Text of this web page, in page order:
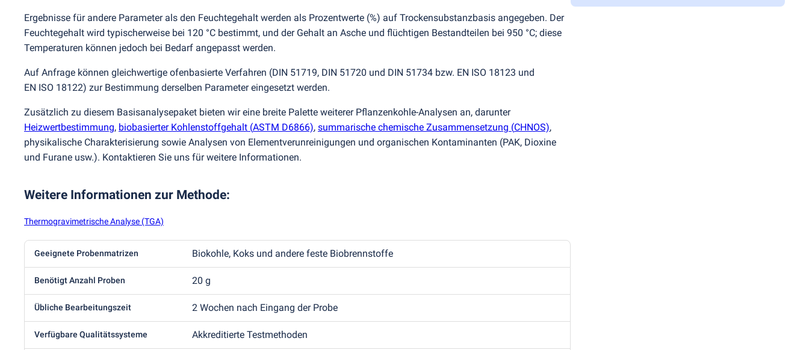
Ergebnisse für andere Parameter als den Feuchtegehalt werden als Prozentwerte (%) auf Trockensubstanzbasis angegeben. Der
Feuchtegehalt wird typischerweise bei 120 °C bestimmt, und der Gehalt an Asche und flüchtigen Bestandteilen bei 950 °C; diese
Temperaturen können jedoch bei Bedarf angepasst werden.
Auf Anfrage können gleichwertige ofenbasierte Verfahren (DIN 51719, DIN 51720 und DIN 51734 bzw. EN ISO 18123 und
EN ISO 18122) zur Bestimmung derselben Parameter eingesetzt werden.
Zusätzlich zu diesem Basisanalysepaket bieten wir eine breite Palette weiterer Pflanzenkohle-Analysen an, darunter
Heizwertbestimmung, biobasierter Kohlenstoffgehalt (ASTM D6866), summarische chemische Zusammensetzung (CHNOS),
physikalische Charakterisierung sowie Analysen von Elementverunreinigungen und organischen Kontaminanten (PAK, Dioxine
und Furane usw.). Kontaktieren Sie uns für weitere Informationen.
Weitere Informationen zur Methode:
Thermogravimetrische Analyse (TGA)
Geeignete Probenmatrizen Biokohle, Koks und andere feste Biobrennstoffe
Benötigt Anzahl Proben 20 g
Übliche Bearbeitungszeit 2 Wochen nach Eingang der Probe
Verfügbare Qualitätssysteme Akkreditierte Testmethoden